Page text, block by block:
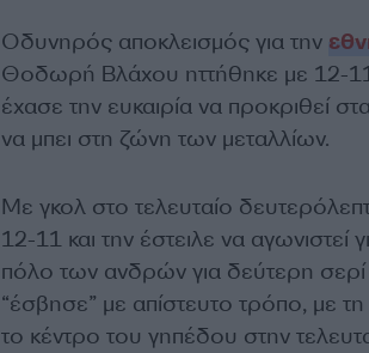
Οδυνηρός αποκλεισμός για την
Θοδωρή Βλάχου ηττήθηκε με 12-11
έχασε την ευκαιρία να προκριθεί
να μπει στη ζώνη των μεταλλίων.
Με γκολ στο τελευταίο
12-11 και την έστειλε να αγωνιστεί
πόλο των ανδρών για δεύτερη
“έσβησε” με απίστευτο τρόπο, με
το κέντρο του γηπέδου στην